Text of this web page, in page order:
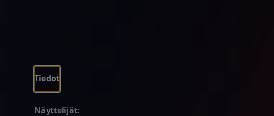
Tiedot
Näyttelijät: